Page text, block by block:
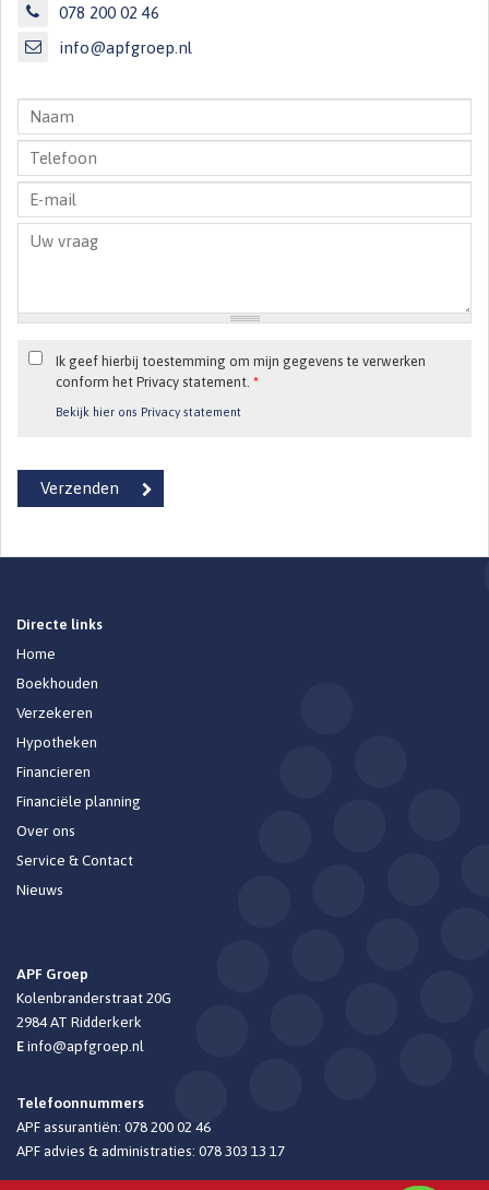
078 200 02 46
info@apfgroep.nl
Ik geef hierbij toestemming om mijn gegevens te verwerken
conform het Privacy statement. *
Bekijk hier ons Privacy statement
Directe links
Home
Boekhouden
Verzekeren
Hypotheken
Financieren
Financiële planning
Over ons
Service & Contact
Nieuws
APF Groep
Kolenbranderstraat 20G
2984 AT Ridderkerk
Einfo@apfgroep.nl
Telefoonnummers
APF assurantiën: 078 200 02 46
APF advies & administraties: 078 303 13 17